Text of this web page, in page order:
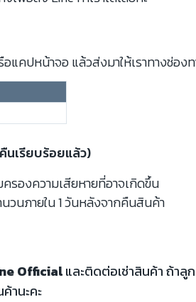
คปหน้าจอ แล้วส่งมาให้เราทางช่อง
นเรียบร้อยแล้ว)
รองความเสียหายที่อาจเกิดขึ้น
นภายใน 1 วันหลังจากคืนสินค้า
Officialและติดต่อเช่าสินค้า ถ้าลู
านะคะ